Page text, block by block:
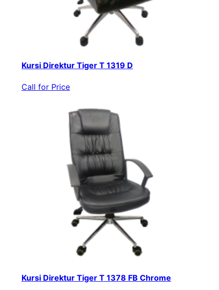
Kursi Direktur Tiger T 1319 D
Call for Price
Kursi Direktur Tiger T 1378 FB Chrome